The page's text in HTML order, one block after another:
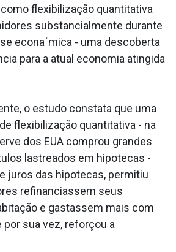
flexibilização quantitativa
substancialmente durante
econa´mica - uma descoberta
para a atual economia atingida
o estudo constata que uma
flexibilização quantitativa - na
dos EUA comprou grandes
lastreados em hipotecas -
juros das hipotecas, permitiu
refinanciassem seus
e gastassem mais com
por sua vez, reforçou a